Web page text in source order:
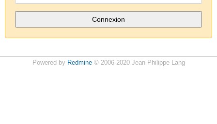
Powered by Redmine© 2006-2020 Jean-Philippe Lang